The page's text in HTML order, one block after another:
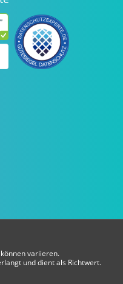
variieren.
und dient als Richtwert.